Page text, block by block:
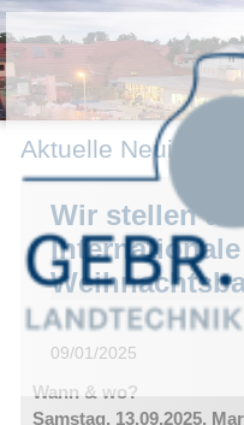
Aktuelle Neuigkeiten
Wir stellen
Internationale
09/01/2025
Wann & wo?
Samstag, 13.09.2025,